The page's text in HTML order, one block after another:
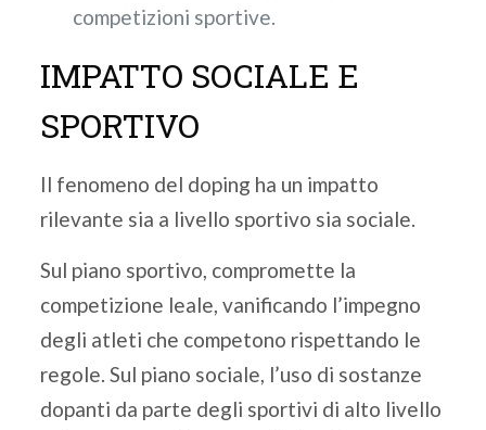
competizioni sportive.
IMPATTO SOCIALE E
SPORTIVO
Il fenomeno del doping ha un impatto
rilevante sia a livello sportivo sia sociale.
Sul piano sportivo, compromette la
competizione leale, vanificando l’impegno
degli atleti che competono rispettando le
regole. Sul piano sociale, l’uso di sostanze
dopanti da parte degli sportivi di alto livello